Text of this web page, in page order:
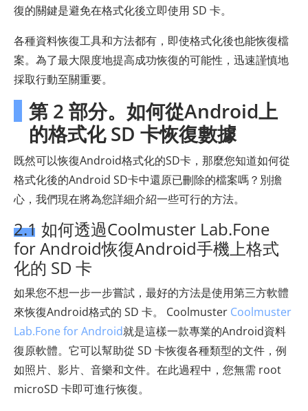
復的關鍵是避免在格式化後立即使用 SD 卡。
各種資料恢復工具和方法都有，即使格式化後也能恢復檔
案。為了最大限度地提高成功恢復的可能性，迅速謹慎地
採取行動至關重要。
第 2 部分。如何從Android上
的格式化 SD 卡恢復數據
既然可以恢復Android格式化的SD卡，那麼您知道如何從
格式化後的Android SD卡中還原已刪除的檔案嗎？別擔
心，我們現在將為您詳細介紹一些可行的方法。
2.1 如何透過Coolmuster Lab.Fone
for Android恢復Android手機上格式
化的 SD 卡
如果您不想一步一步嘗試，最好的方法是使用第三方軟體
來恢復Android格式的 SD 卡。 Coolmuster Coolmuster
Lab.Fone for Android就是這樣一款專業的Android資料
復原軟體。它可以幫助從 SD 卡恢復各種類型的文件，例
如照片、影片、音樂和文件。在此過程中，您無需 root
microSD 卡即可進行恢復。